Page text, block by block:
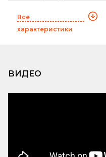
Все
характеристики
ВИДЕО